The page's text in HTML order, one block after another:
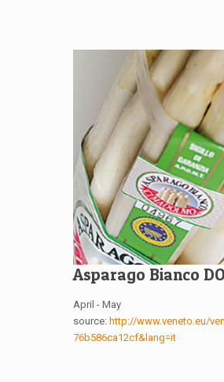
Asparago Bianco
April - May
source: http://www.veneto.eu/
76b586ca12cf&lang=it